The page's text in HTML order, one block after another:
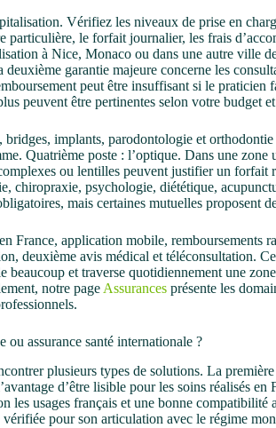
Vérifiez les niveaux de prise en
particulière, le forfait journalier, les frais
à Nice, Monaco ou dans une autre ville
deuxième garantie majeure concerne les
peut être insuffisant si le praticien
peuvent être pertinentes selon votre budget
implants, parodontologie et
Quatrième poste : l’optique. Dans une
ou lentilles peuvent justifier un forfait
chiropraxie, psychologie, diététique,
mais certaines mutuelles proposent
France, application mobile, remboursements
deuxième avis médical et téléconsultation.
beaucoup et traverse quotidiennement une
notre page Assurances présente les
assurance santé internationale ?
plusieurs types de solutions. La première
d’être lisible pour les soins réalisés en
les usages français et une bonne compatibilité
pour son articulation avec le régime